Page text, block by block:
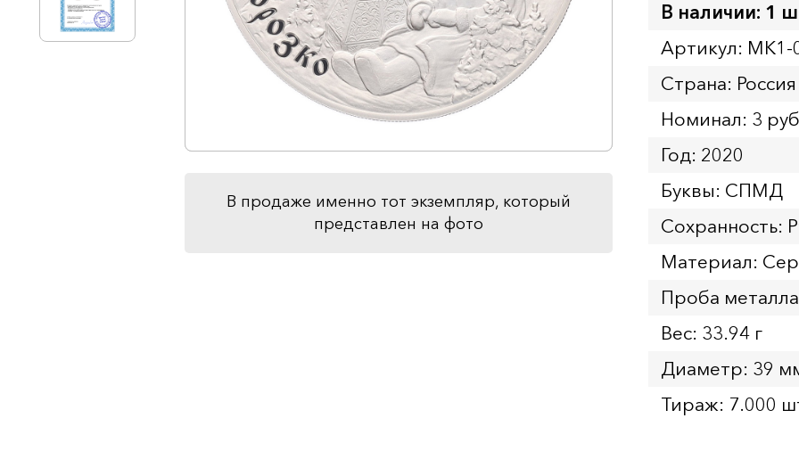
В продаже именно тот экземпляр, который
представлен на фото
В наличии: 1
Артикул: MK1-
Страна: Россия
Номинал: 3
Год: 2020
Буквы: СПМД
Сохранность:
Материал:
Проба
Вес: 33.94 г
Диаметр: 39
Тираж: 7.000